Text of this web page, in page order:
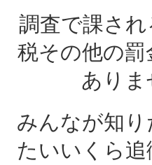
調査で課さ
税その他の罰
ありま
みんなが知
たいいくら